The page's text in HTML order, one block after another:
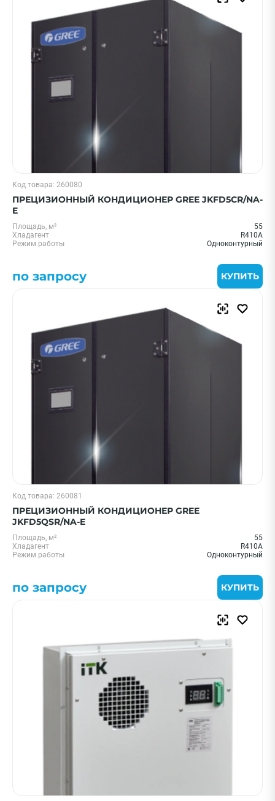
Код товара: 260080
ПРЕЦИЗИОННЫЙ КОНДИЦИОНЕР GREE JKFD5CR/NA-
E
Площадь, м²
55
Хладагент
R410A
Режим работы
Одноконтурный
по запросу КУПИТЬ
Код товара: 260081
ПРЕЦИЗИОННЫЙ КОНДИЦИОНЕР GREE
JKFD5QSR/NA-E
Площадь, м²
55
Хладагент
R410A
Режим работы
Одноконтурный
по запросу КУПИТЬ